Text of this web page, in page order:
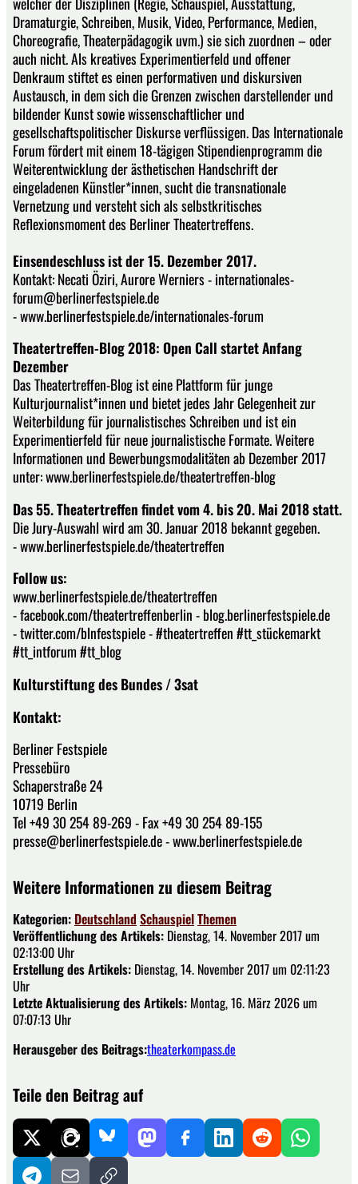
Dramaturgie, Schreiben, Musik, Video, Performance, Medien,
Choreografie, Theaterpädagogik uvm.) sie sich zuordnen – oder
auch nicht. Als kreatives Experimentierfeld und offener
Denkraum stiftet es einen performativen und diskursiven
Austausch, in dem sich die Grenzen zwischen darstellender und
bildender Kunst sowie wissenschaftlicher und
gesellschaftspolitischer Diskurse verflüssigen. Das Internationale
Forum fördert mit einem 18-tägigen Stipendienprogramm die
Weiterentwicklung der ästhetischen Handschrift der
eingeladenen Künstler*innen, sucht die transnationale
Vernetzung und versteht sich als selbstkritisches
Reflexionsmoment des Berliner Theatertreffens.
Einsendeschluss ist der 15. Dezember 2017.
Kontakt: Necati Öziri, Aurore Werniers - internationales-
forum@berlinerfestspiele.de
- www.berlinerfestspiele.de/internationales-forum
Theatertreffen-Blog 2018: Open Call startet Anfang
Dezember
Das Theatertreffen-Blog ist eine Plattform für junge
Kulturjournalist*innen und bietet jedes Jahr Gelegenheit zur
Weiterbildung für journalistisches Schreiben und ist ein
Experimentierfeld für neue journalistische Formate. Weitere
Informationen und Bewerbungsmodalitäten ab Dezember 2017
unter: www.berlinerfestspiele.de/theatertreffen-blog
Das 55. Theatertreffen findet vom 4. bis 20. Mai 2018 statt.
Die Jury-Auswahl wird am 30. Januar 2018 bekannt gegeben.
- www.berlinerfestspiele.de/theatertreffen
Follow us:
www.berlinerfestspiele.de/theatertreffen
- facebook.com/theatertreffenberlin - blog.berlinerfestspiele.de
- twitter.com/blnfestspiele - #theatertreffen #tt_stückemarkt
#tt_intforum #tt_blog
Kulturstiftung des Bundes / 3sat
Kontakt:
Berliner Festspiele
Pressebüro
Schaperstraße 24
10719 Berlin
Tel +49 30 254 89-269 - Fax +49 30 254 89-155
presse@berlinerfestspiele.de - www.berlinerfestspiele.de
Weitere Informationen zu diesem Beitrag
Kategorien: Deutschland SchauspielThemen
Veröffentlichung des Artikels: Dienstag, 14. November 2017 um
02:13:00 Uhr
Erstellung des Artikels: Dienstag, 14. November 2017 um 02:11:23
Uhr
Letzte Aktualisierung des Artikels: Montag, 16. März 2026 um
07:07:13 Uhr
Herausgeber des Beitrags:theaterkompass.de
Teile den Beitrag auf